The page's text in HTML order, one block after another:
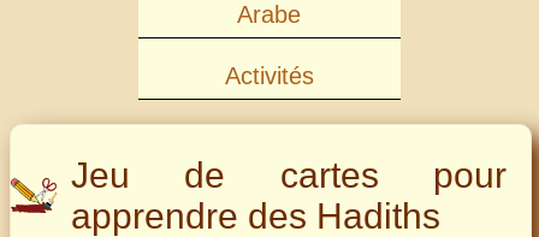
Arabe
Activités
Jeu de cartes pour
apprendre des Hadiths